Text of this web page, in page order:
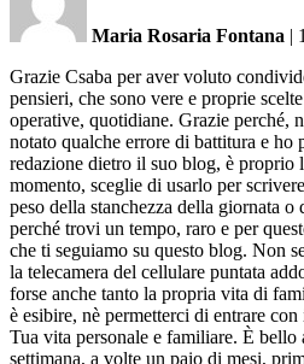
Maria Rosaria Fontana |
Grazie Csaba per aver voluto
pensieri, che sono vere e proprie
operative, quotidiane. Grazie perché,
notato qualche errore di battitura e ho
redazione dietro il suo blog, è proprio
momento, sceglie di usarlo per
peso della stanchezza della giornata
perché trovi un tempo, raro e per
che ti seguiamo su questo blog. Non
la telecamera del cellulare puntata
forse anche tanto la propria vita di
è esibire, nè permetterci di entrare
Tua vita personale e familiare. È bello
settimana, a volte un paio di mesi,